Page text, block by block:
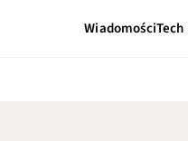
WiadomościTech